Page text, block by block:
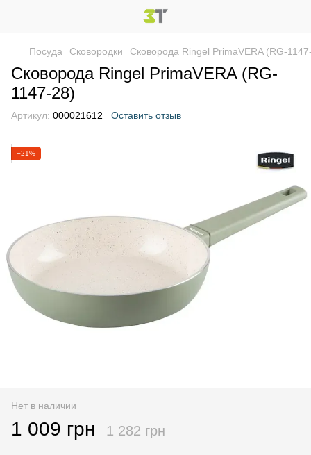
Посуда Сковородки Сковорода Ringel PrimaVERA (RG-
Сковорода Ringel PrimaVERA (RG-
1147-28)
Артикул: 000021612 Оставить отзыв
−21%
Нет в наличии
1 009 грн 1 282 грн